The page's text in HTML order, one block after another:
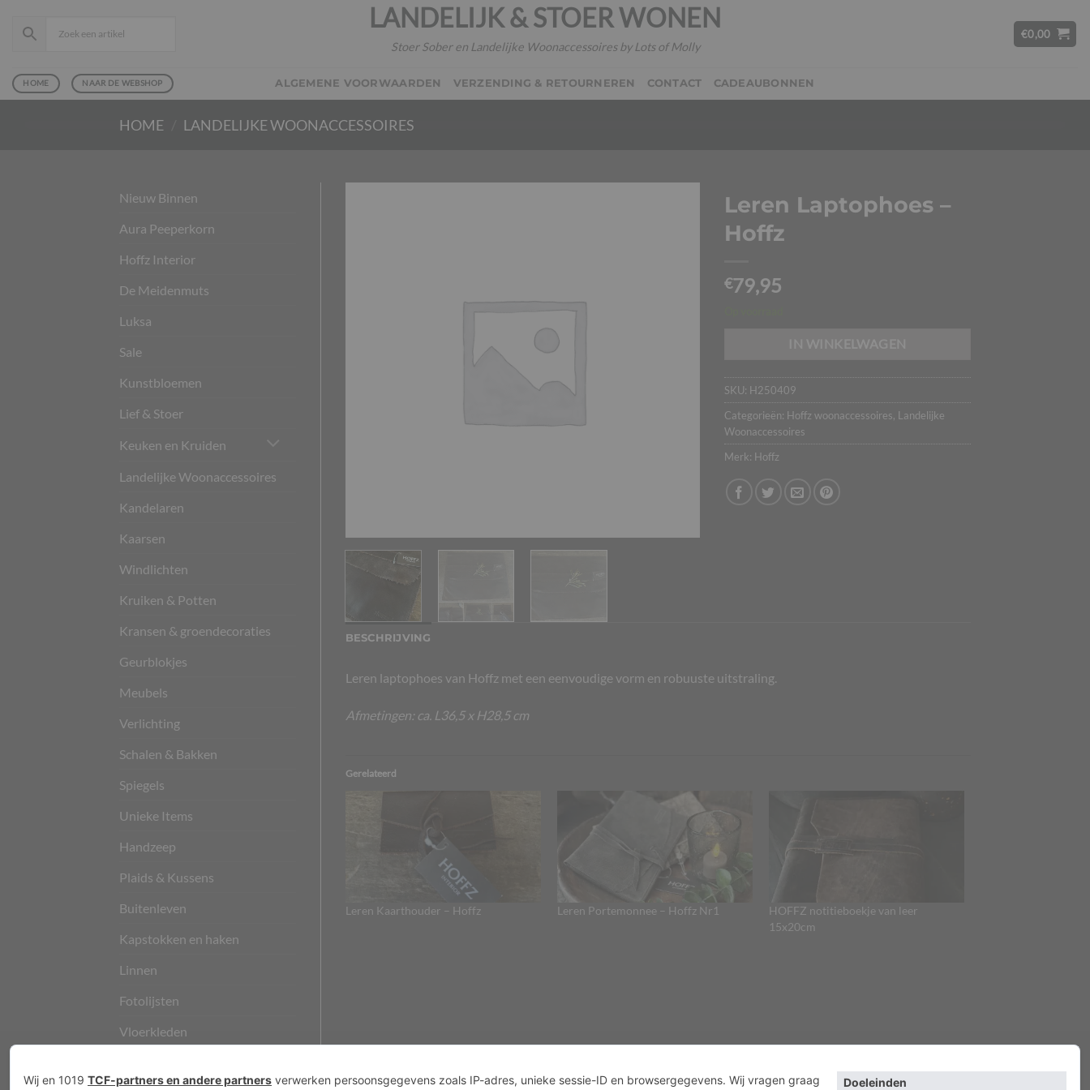
naar
LANDELIJK & STOER WONEN
Stoer Sober en Landelijke Woonaccessoires by Lots of Molly
€0,00
HOME NAAR DE WEBSHOP ALGEMENE VOORWAARDEN VERZENDING & RETOURNEREN CONTACT CADEAUBONNEN
HOME LANDELIJKE WOONACCESSOIRES
Nieuw Binnen
Aura Peeperkorn
Hoffz Interior
De Meidenmuts
Luksa
Sale
Kunstbloemen
Lief & Stoer
Keuken en Kruiden
Landelijke Woonaccessoires
Kandelaren
Kaarsen
Windlichten
Kruiken & Potten
Kransen & groendecoraties
Geurblokjes
Meubels
Verlichting
Schalen & Bakken
Spiegels
Unieke Items
Handzeep
Plaids & Kussens
Buitenleven
Kapstokken en haken
Linnen
Fotolijsten
Vloerkleden
Leren Laptophoes –
Hoffz
€79,95
SKU: H250409
Categorieën: Hoffz woonaccessoires, Landelijke
Woonaccessoires
Merk: Hoffz
BESCHRIJVING
Leren laptophoes van Hoffz met een eenvoudige vorm en robuuste uitstraling.
Afmetingen: ca. L36,5 x H28,5 cm
Gerelateerd
Leren Kaarthouder – Hoffz Leren Portemonnee – Hoffz Nr1
HOFFZ notitieboekje van leer
15x20cm